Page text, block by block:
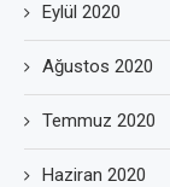
Eylül 2020
Ağustos 2020
Temmuz 2020
Haziran 2020